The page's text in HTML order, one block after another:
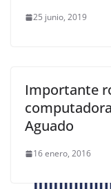
25 junio, 2019
Importante
Aguado
16 enero, 2016